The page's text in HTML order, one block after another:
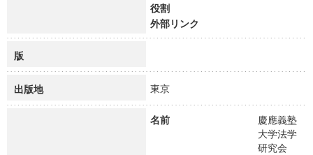
役割
外部リンク
版
出版地 東京
名前
慶應義塾
大学法学
研究会